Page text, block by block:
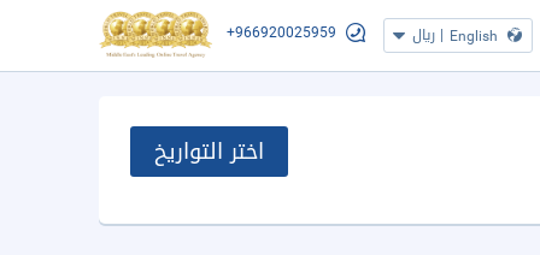
English
| ريال +966920025959
اختر التواريخ